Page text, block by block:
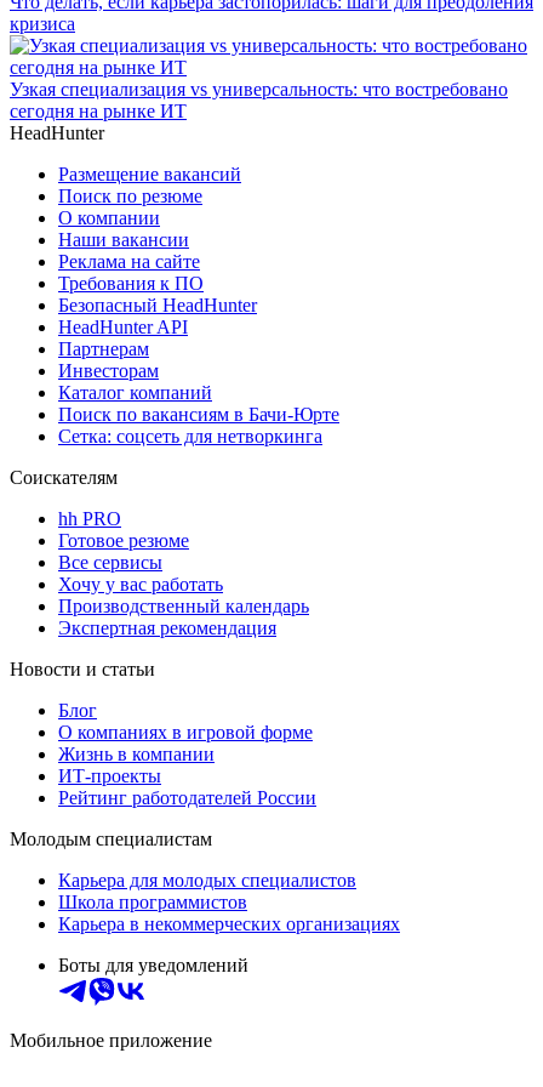
кризиса
Узкая специализация vs универсальность: что востребовано
сегодня на рынке ИТ
HeadHunter
Размещение вакансий
Поиск по резюме
О компании
Наши вакансии
Реклама на сайте
Требования к ПО
Безопасный HeadHunter
HeadHunter API
Партнерам
Инвесторам
Каталог компаний
Поиск по вакансиям в Бачи-Юрте
Сетка: соцсеть для нетворкинга
Соискателям
hh PRO
Готовое резюме
Все сервисы
Хочу у вас работать
Производственный календарь
Экспертная рекомендация
Новости и статьи
Блог
О компаниях в игровой форме
Жизнь в компании
ИТ-проекты
Рейтинг работодателей России
Молодым специалистам
Карьера для молодых специалистов
Школа программистов
Карьера в некоммерческих организациях
Боты для уведомлений
Мобильное приложение